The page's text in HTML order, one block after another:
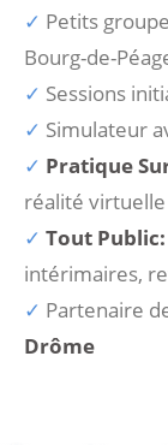
Petits
Bourg-de-
Sessions
Simulateur
Pratique
réalité virtuelle
Tout Public:
intérimaires,
Partenaire
Drôme